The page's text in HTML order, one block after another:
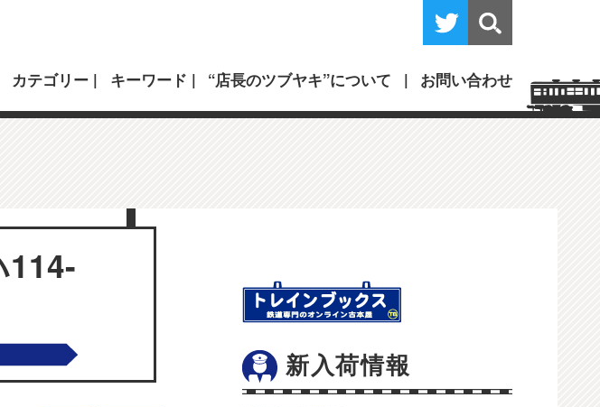
カテゴリー キーワード “店長のツブヤキ”について お問い合わせ
114-
新入荷情報